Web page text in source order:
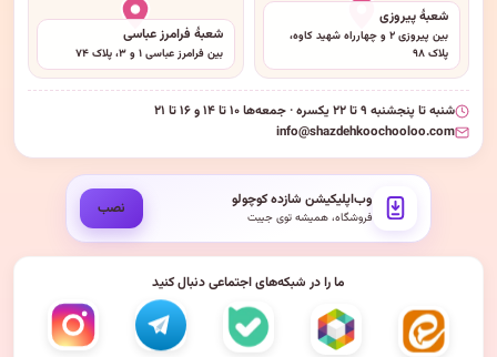
شعبهٔ پیروزی
بین پیروزی ۲ و چهارراه شهید کاوه،
پلاک ۹۸
شعبهٔ فرامرز عباسی
بین فرامرز عباسی ۱ و ۳، پلاک ۷۴
شنبه تا پنجشنبه ۹ تا ۲۲ یکسره · جمعه‌ها ۱۰ تا ۱۴ و ۱۶ تا ۲۱
info@shazdehkoochooloo.com
وب‌اپلیکیشن شازده کوچولو
فروشگاه، همیشه توی جیبت نصب
ما را در شبکه‌های اجتماعی دنبال کنید